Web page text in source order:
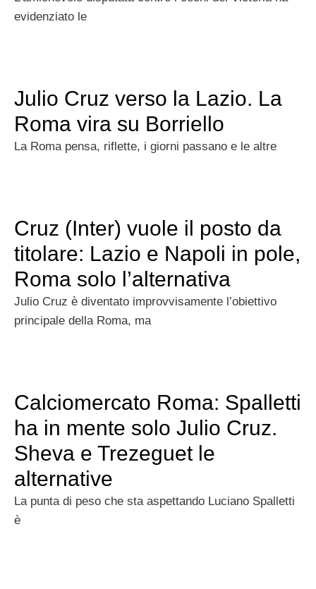
evidenziato le
Julio Cruz verso la Lazio. La
Roma vira su Borriello
La Roma pensa, riflette, i giorni passano e le altre
Cruz (Inter) vuole il posto da
titolare: Lazio e Napoli in pole,
Roma solo l’alternativa
Julio Cruz è diventato improvvisamente l’obiettivo
principale della Roma, ma
Calciomercato Roma: Spalletti
ha in mente solo Julio Cruz.
Sheva e Trezeguet le
alternative
La punta di peso che sta aspettando Luciano Spalletti
è